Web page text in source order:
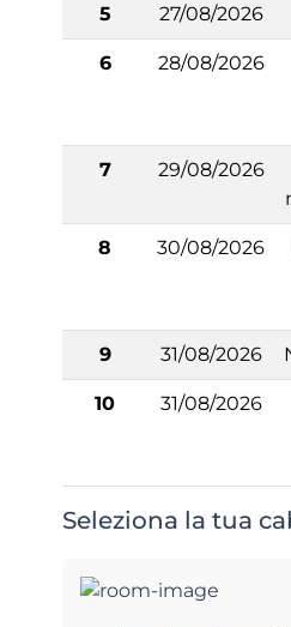
5 27/08/2026
6 28/08/2026
7 29/08/2026
8 30/08/2026
9 31/08/2026
10 31/08/2026
Seleziona la tua